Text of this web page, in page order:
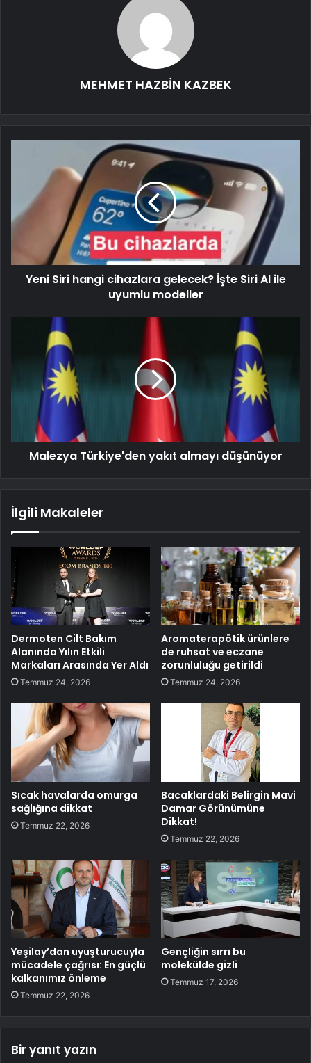
MEHMET HAZBİN KAZBEK
Yeni Siri hangi cihazlara gelecek? İşte Siri AI ile
uyumlu modeller
Malezya Türkiye'den yakıt almayı düşünüyor
İlgili Makaleler
Dermoten Cilt Bakım
Alanında Yılın Etkili
Markaları Arasında Yer Aldı
Temmuz 24, 2026
Aromaterapötik ürünlere
de ruhsat ve eczane
zorunluluğu getirildi
Temmuz 24, 2026
Sıcak havalarda omurga
sağlığına dikkat
Temmuz 22, 2026
Bacaklardaki Belirgin Mavi
Damar Görünümüne
Dikkat!
Temmuz 22, 2026
Yeşilay’dan uyuşturucuyla
mücadele çağrısı: En güçlü
kalkanımız önleme
Temmuz 22, 2026
Gençliğin sırrı bu
molekülde gizli
Temmuz 17, 2026
Bir yanıt yazın